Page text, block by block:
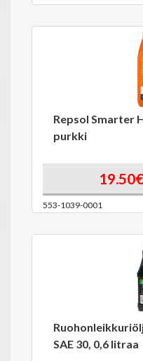
Repsol Smarter
purkki
19.50€
553-1039-0001
SAE 30, 0,6 litraa